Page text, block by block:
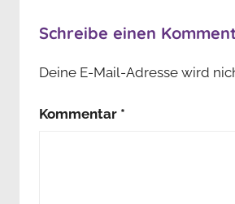
Schreibe einen
Deine E-Mail-Adresse wird
Kommentar *